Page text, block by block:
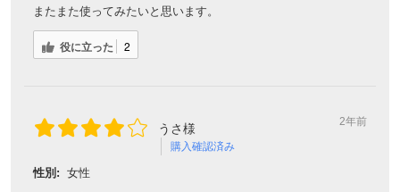
またまた使ってみたいと思います。
役に立った 2
うさ様
購入確認済み
2年前
性別: 女性